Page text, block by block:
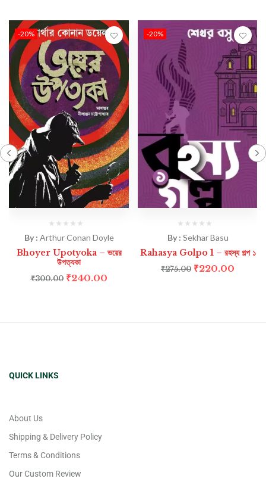
-20%
By : Arthur Conan Doyle
Bhoyer Upotyoka – ভয়ের
উপত্যকা
₹300.00 ₹240.00
-20%
By : Sekhar Basu
Rahasya Golpo 1 – রহস্য গল্প ১
₹275.00 ₹220.00
QUICK LINKS
About Us
Shipping & Delivery Policy
Terms & Conditions
Our Custom Review